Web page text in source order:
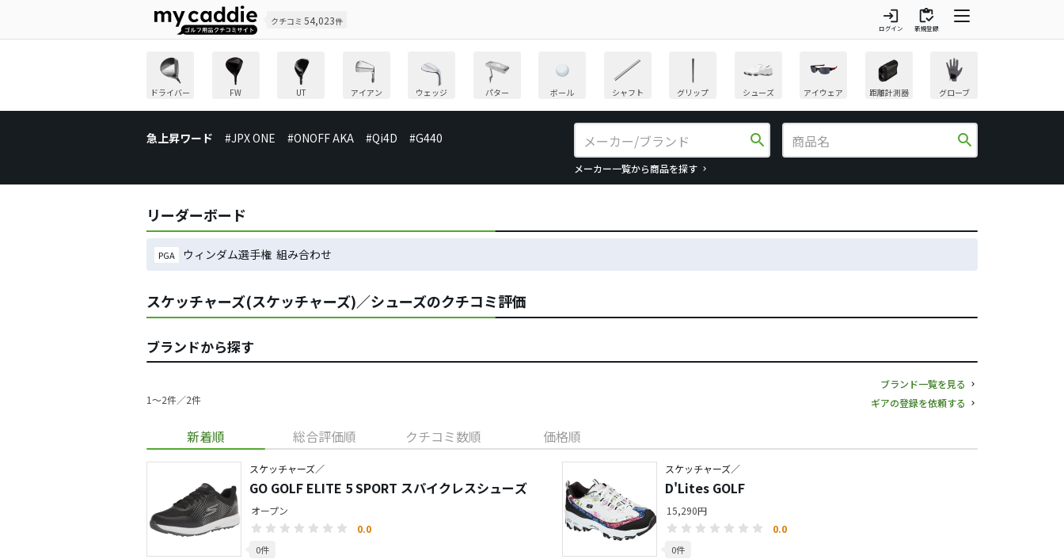
クチコミ 54,023件 login
ログイン
inventory
新規登録
ドライバー FW UT アイアン ウェッジ パター ボール シャフト グリップ シューズ アイウェア 距離計測器 グローブ
急上昇ワード #JPX ONE #ONOFF AKA #Qi4D #G440 search
メーカー一覧から商品を探す
search
リーダーボード
PGA ウィンダム選手権 組み合わせ
スケッチャーズ(スケッチャーズ)／シューズのクチコミ評価
ブランドから探す
1〜2件／2件
ブランド一覧を見る
ギアの登録を依頼する
新着順 総合評価順 クチコミ数順 価格順
スケッチャーズ／
GO GOLF ELITE 5 SPORT スパイクレスシューズ
オープン
0.0
0件
スケッチャーズ／
D'Lites GOLF
15,290円
0.0
0件